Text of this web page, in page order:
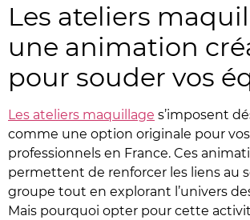
Les ateliers
une animation
pour souder vos
Les ateliers maquillage s’imposent
comme une option originale pour
professionnels en France. Ces
permettent de renforcer les liens au
groupe tout en explorant l’univers
Mais pourquoi opter pour cette